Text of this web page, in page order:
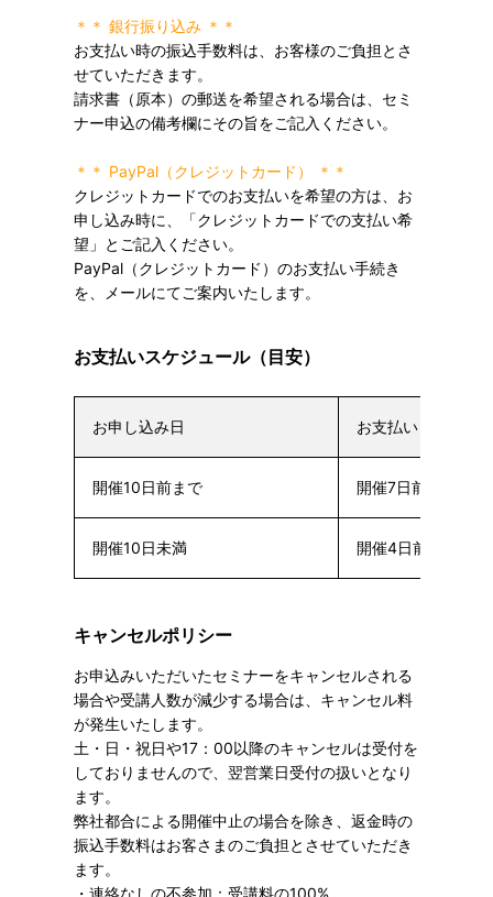
＊＊ 銀行振り込み ＊＊
お支払い時の振込手数料は、お客様のご負担とさ
せていただきます。
請求書（原本）の郵送を希望される場合は、セミ
ナー申込の備考欄にその旨をご記入ください。
＊＊ PayPal（クレジットカード） ＊＊
クレジットカードでのお支払いを希望の方は、お
申し込み時に、「クレジットカードでの支払い希
望」とご記入ください。
PayPal（クレジットカード）のお支払い手続き
を、メールにてご案内いたします。
お支払いスケジュール（目安）
お申し込み日 お支払い日
開催10日前まで 開催7日前まで
開催10日未満 開催4日前まで
キャンセルポリシー
お申込みいただいたセミナーをキャンセルされる
場合や受講人数が減少する場合は、キャンセル料
が発生いたします。
土・日・祝日や17：00以降のキャンセルは受付を
しておりませんので、翌営業日受付の扱いとなり
ます。
弊社都合による開催中止の場合を除き、返金時の
振込手数料はお客さまのご負担とさせていただき
ます。